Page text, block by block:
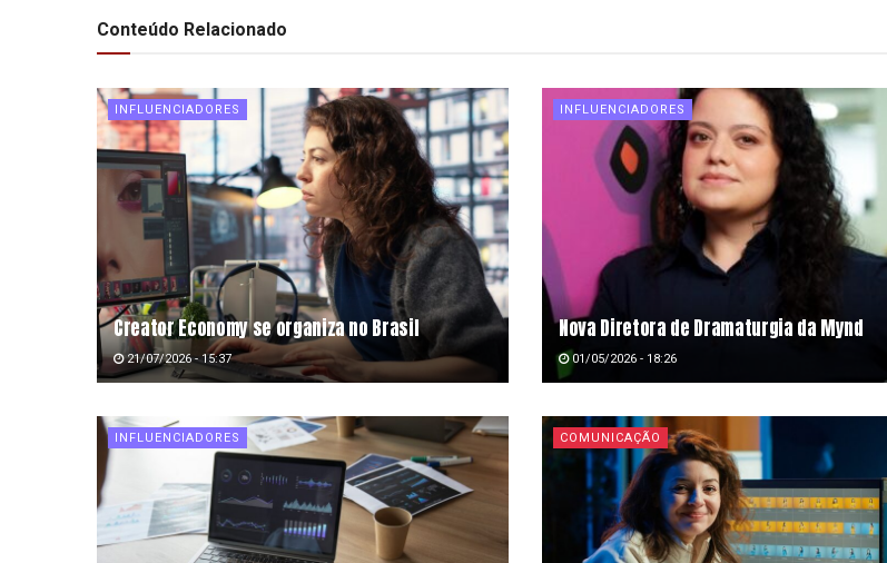
Conteúdo Relacionado
INFLUENCIADORES
Creator Economy se organiza no Brasil
21/07/2026 - 15:37
INFLUENCIADORES
Nova Diretora de Dramaturgia da Mynd
01/05/2026 - 18:26
INFLUENCIADORES COMUNICAÇÃO